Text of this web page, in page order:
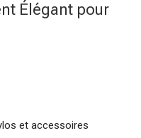
Élégant pour
et accessoires